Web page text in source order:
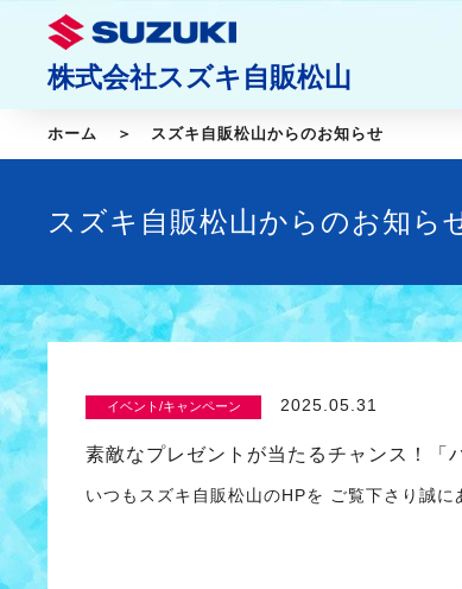
株式会社スズキ自販松山
ホーム スズキ自販松山からのお知らせ
スズキ自販松山からのお知ら
イベント/キャンペーン 2025.05.31
素敵なプレゼントが当たるチャンス！「
いつもスズキ自販松山のHPを ご覧下さり誠